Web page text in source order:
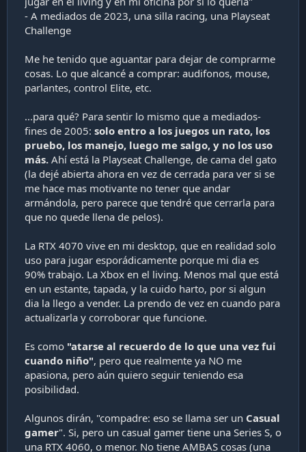
- A mediados de 2023, una silla racing, una Playseat
Challenge
Me he tenido que aguantar para dejar de comprarme
cosas. Lo que alcancé a comprar: audifonos, mouse,
parlantes, control Elite, etc.
...para qué? Para sentir lo mismo que a mediados-
fines de 2005: solo entro a los juegos un rato, los
pruebo, los manejo, luego me salgo, y no los uso
más. Ahí está la Playseat Challenge, de cama del gato
(la dejé abierta ahora en vez de cerrada para ver si se
me hace mas motivante no tener que andar
armándola, pero parece que tendré que cerrarla para
que no quede llena de pelos).
La RTX 4070 vive en mi desktop, que en realidad solo
uso para jugar esporádicamente porque mi dia es
90% trabajo. La Xbox en el living. Menos mal que está
en un estante, tapada, y la cuido harto, por si algun
dia la llego a vender. La prendo de vez en cuando para
actualizarla y corroborar que funcione.
Es como "atarse al recuerdo de lo que una vez fui
cuando niño", pero que realmente ya NO me
apasiona, pero aún quiero seguir teniendo esa
posibilidad.
Algunos dirán, "compadre: eso se llama ser un Casual
gamer". Si, pero un casual gamer tiene una Series S, o
una RTX 4060, o menor. No tiene AMBAS cosas (una